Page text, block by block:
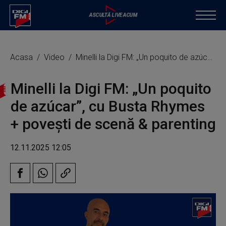
Acasa Video Minelli la Digi FM: „Un poquito de azúcar”, cu Busta Rhymes + povești de scenă & parenting
Minelli la Digi FM: „Un poquito
de azúcar”, cu Busta Rhymes
+ povești de scenă & parenting
12.11.2025 12:05